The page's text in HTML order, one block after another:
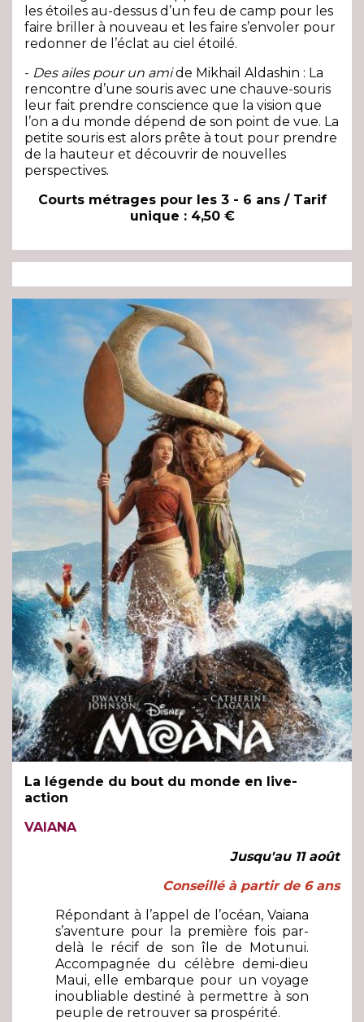
les étoiles au-dessus d’un feu de camp pour les
faire briller à nouveau et les faire s’envoler pour
redonner de l’éclat au ciel étoilé.
- Des ailes pour un amide Mikhail Aldashin : La
rencontre d’une souris avec une chauve-souris
leur fait prendre conscience que la vision que
l’on a du monde dépend de son point de vue. La
petite souris est alors prête à tout pour prendre
de la hauteur et découvrir de nouvelles
perspectives.
Courts métrages pour les 3 - 6 ans / Tarif
unique : 4,50 €
La légende du bout du monde en live-
action
VAIANA
Jusqu'au 11 août
Conseillé à partir de 6 ans
Répondant à l’appel de l’océan, Vaiana
s’aventure pour la première fois par-
delà le récif de son île de Motunui.
Accompagnée du célèbre demi-dieu
Maui, elle embarque pour un voyage
inoubliable destiné à permettre à son
peuple de retrouver sa prospérité.